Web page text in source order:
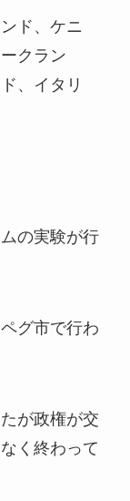
ド、ケニ
クラン
、イタリ
の実験が行
グ市で行わ
が政権が交
く終わって